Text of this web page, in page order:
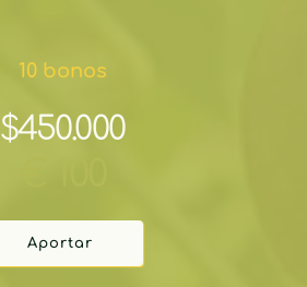
10 bonos
$450.000
Aportar